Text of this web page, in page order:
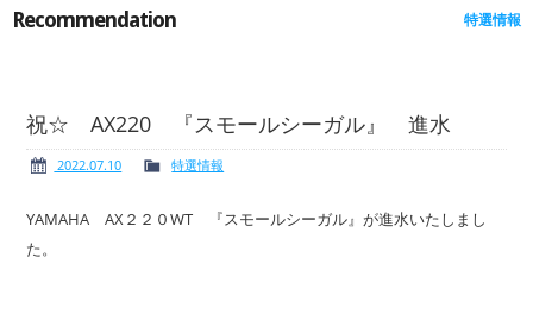
Recommendation 特選情報
祝☆ AX220 『スモールシーガル』 進水
2022.07.10 特選情報
YAMAHA AX２２０WT 『スモールシーガル』が進水いたしまし
た。